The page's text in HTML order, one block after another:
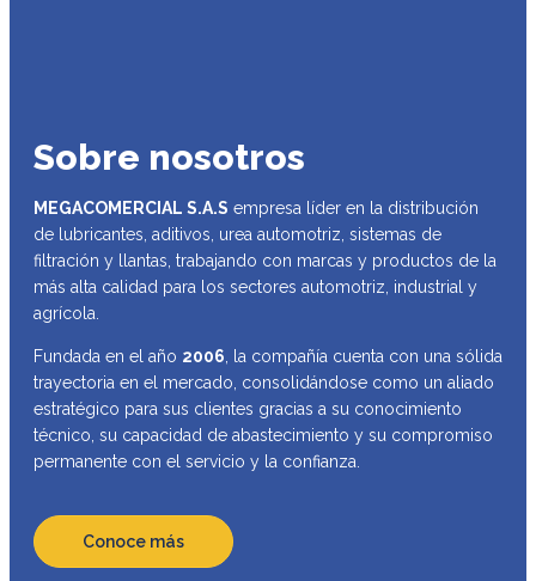
Sobre nosotros
MEGACOMERCIAL S.A.S empresa líder en la distribución
de lubricantes, aditivos, urea automotriz, sistemas de
filtración y llantas, trabajando con marcas y productos de la
más alta calidad para los sectores automotriz, industrial y
agrícola.
Fundada en el año 2006 , la compañía cuenta con una sólida
trayectoria en el mercado, consolidándose como un aliado
estratégico para sus clientes gracias a su conocimiento
técnico, su capacidad de abastecimiento y su compromiso
permanente con el servicio y la confianza.
Conoce más